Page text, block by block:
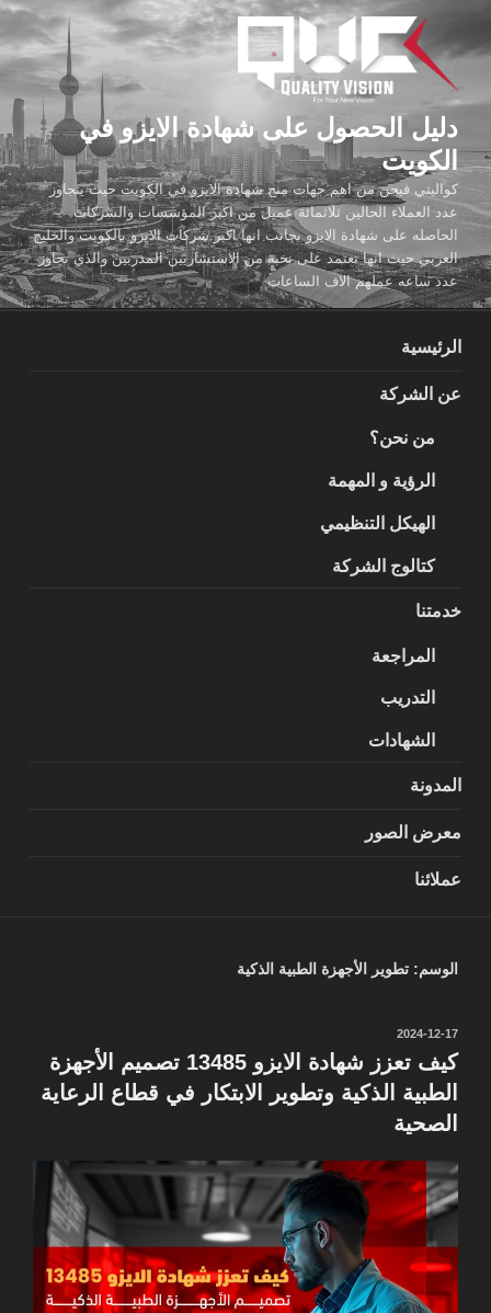
المحتوى
دليل الحصول على شهادة الايزو في
الكويت
كواليتي فيجن من اهم جهات منح شهادة الايزو في الكويت حيث يتجاوز
عدد العملاء الحالين ثلاثمائة عميل من اكبر المؤسسات والشركات
الحاصله على شهادة الايزو بجانب انها اكبر شركات الايزو بالكويت والخليج
العربي حيث انها تعتمد على نخبة من الاستشاريين المدربين والذي تجاوز
عدد ساعه عملهم الاف الساعات
الرئيسية
عن الشركة
من نحن؟
الرؤية و المهمة
الهيكل التنظيمي
كتالوج الشركة
خدمتنا
المراجعة
التدريب
الشهادات
المدونة
معرض الصور
عملائنا
الوسم: تطوير الأجهزة الطبية الذكية
نُشر
في
2024-12-17
كيف تعزز شهادة الايزو 13485 تصميم الأجهزة
الطبية الذكية وتطوير الابتكار في قطاع الرعاية
الصحية